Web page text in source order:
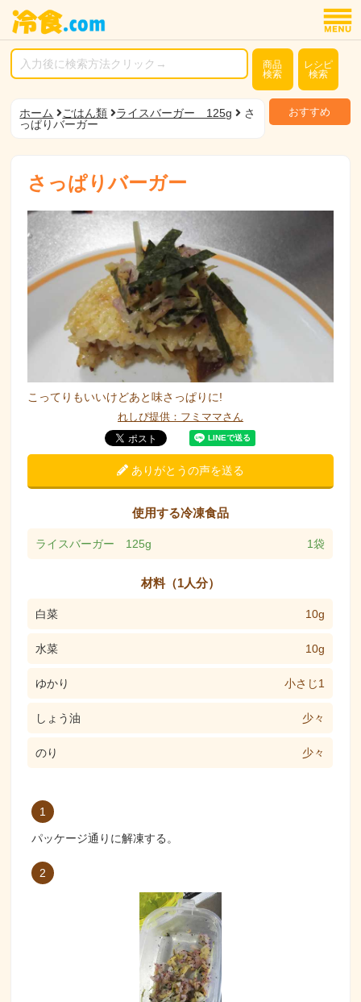
商品
検索
レシピ
検索
ホーム ごはん類 ライスバーガー 125g
さ
っぱりバーガー
おすすめ
さっぱりバーガー
こってりもいいけどあと味さっぱりに!
れしぴ提供：フミママさん
ありがとうの声を送る
使用する冷凍食品
ライスバーガー 125g 1袋
材料（1人分）
白菜 10g
水菜 10g
ゆかり 小さじ1
しょう油 少々
のり 少々
1
パッケージ通りに解凍する。
2